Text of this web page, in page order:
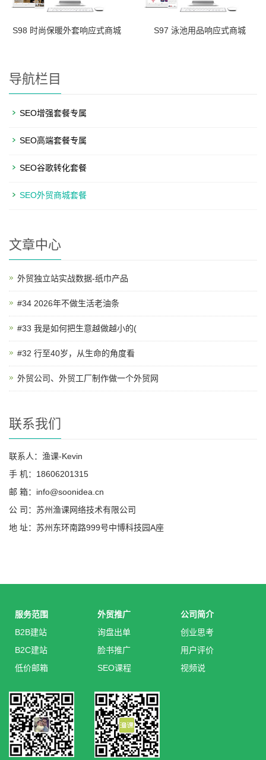
S98 时尚保暖外套响应式商城 S97 泳池用品响应式商城
导航栏目
SEO增强套餐专属
SEO高端套餐专属
SEO谷歌转化套餐
SEO外贸商城套餐
文章中心
外贸独立站实战数据-纸巾产品
#34 2026年不做生活老油条
#33 我是如何把生意越做越小的(
#32 行至40岁，从生命的角度看
外贸公司、外贸工厂制作做一个外贸网
联系我们
联系人：渔课-Kevin
手 机：18606201315
邮 箱：info@soonidea.cn
公 司：苏州渔课网络技术有限公司
地 址：苏州东环南路999号中博科技园A座
服务范围
B2B建站
B2C建站
低价邮箱
外贸推广
询盘出单
脸书推广
SEO课程
公司简介
创业思考
用户评价
视频说